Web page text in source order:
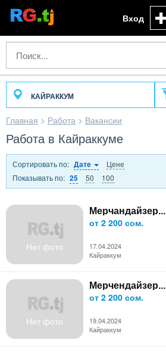
Вход
КАЙРАККУМ
Главная > Работа > Вакансии
Работа в Кайраккуме
Сортировать по: Дате
Цене
Показывать по: 25 50 100
Нет фото
Мерчандайзер...
от 2 200 сом.
17.04.2024
Кайраккум
Нет фото
Мерчендайзер...
от 2 200 сом.
19.04.2024
Кайраккум